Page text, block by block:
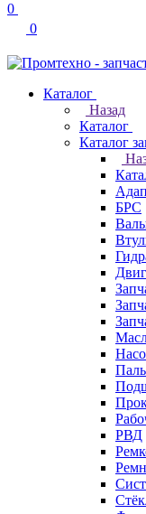
0
0
Каталог
Назад
Каталог
Каталог
БРС
РВД